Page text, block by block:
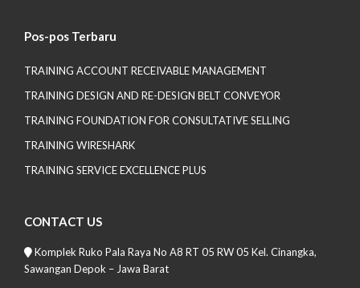
Pos-pos Terbaru
TRAINING ACCOUNT RECEIVABLE MANAGEMENT
TRAINING DESIGN AND RE-DESIGN BELT CONVEYOR
TRAINING FOUNDATION FOR CONSULTATIVE SELLING
TRAINING WIRESHARK
TRAINING SERVICE EXCELLENCE PLUS
CONTACT US
Komplek Ruko Pala Raya No A8 RT 05 RW 05 Kel. Cinangka,
Sawangan Depok – Jawa Barat